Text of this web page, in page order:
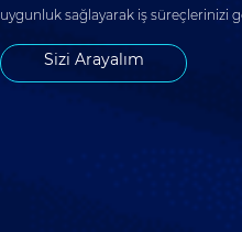
uygunluk sağlayarak iş süreçlerinizi
Sizi Arayalım